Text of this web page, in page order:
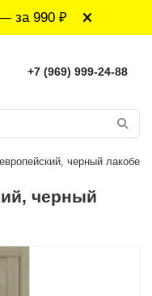
за 990 ₽
+7 (969) 999-24-88
черный лакобель
черный